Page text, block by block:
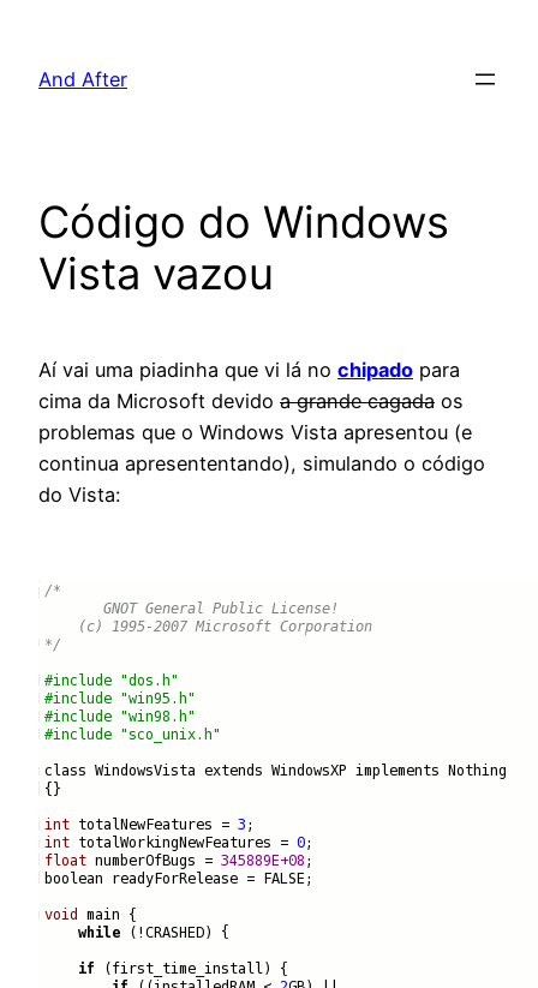
And After
Código do Windows
Vista vazou
Aí vai uma piadinha que vi lá no chipado para
cima da Microsoft devido a grande cagada os
problemas que o Windows Vista apresentou (e
continua apresententando), simulando o código
do Vista: